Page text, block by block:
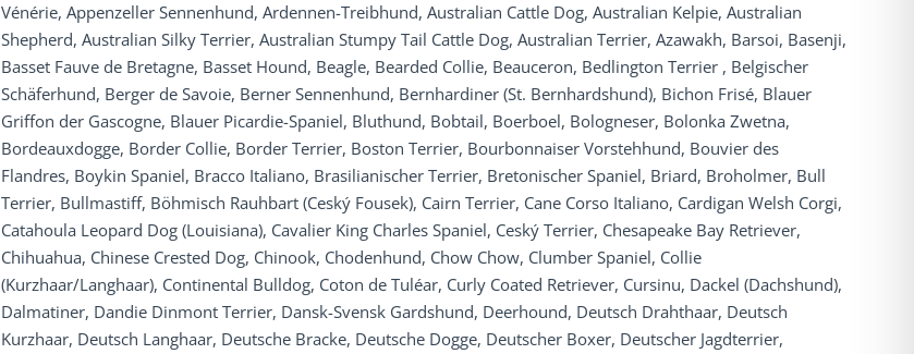
Vénérie, Appenzeller Sennenhund, Ardennen-Treibhund, Australian Cattle Dog, Australian Kelpie, Australian
Shepherd, Australian Silky Terrier, Australian Stumpy Tail Cattle Dog, Australian Terrier, Azawakh, Barsoi, Basenji,
Basset Fauve de Bretagne, Basset Hound, Beagle, Bearded Collie, Beauceron, Bedlington Terrier , Belgischer
Schäferhund, Berger de Savoie, Berner Sennenhund, Bernhardiner (St. Bernhardshund), Bichon Frisé, Blauer
Griffon der Gascogne, Blauer Picardie-Spaniel, Bluthund, Bobtail, Boerboel, Bologneser, Bolonka Zwetna,
Bordeauxdogge, Border Collie, Border Terrier, Boston Terrier, Bourbonnaiser Vorstehhund, Bouvier des
Flandres, Boykin Spaniel, Bracco Italiano, Brasilianischer Terrier, Bretonischer Spaniel, Briard, Broholmer, Bull
Terrier, Bullmastiff, Böhmisch Rauhbart (Ceský Fousek), Cairn Terrier, Cane Corso Italiano, Cardigan Welsh Corgi,
Catahoula Leopard Dog (Louisiana), Cavalier King Charles Spaniel, Ceský Terrier, Chesapeake Bay Retriever,
Chihuahua, Chinese Crested Dog, Chinook, Chodenhund, Chow Chow, Clumber Spaniel, Collie
(Kurzhaar/Langhaar), Continental Bulldog, Coton de Tuléar, Curly Coated Retriever, Cursinu, Dackel (Dachshund),
Dalmatiner, Dandie Dinmont Terrier, Dansk-Svensk Gardshund, Deerhound, Deutsch Drahthaar, Deutsch
Kurzhaar, Deutsch Langhaar, Deutsche Bracke, Deutsche Dogge, Deutscher Boxer, Deutscher Jagdterrier,